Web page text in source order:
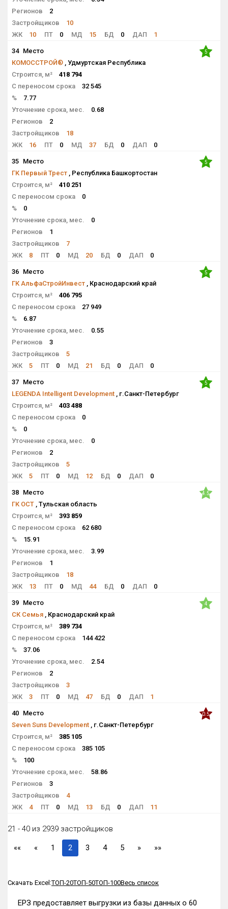
Регионов
2
Застройщиков
10
ЖК
10 ПТ 0 МД 15 БД 0 ДАП 1
34 Место
КОМОССТРОЙ® , Удмуртская Республика
Строится, м²
418 794
С переносом срока
32 545
%
7.77
Уточнение срока, мес.
0.68
Регионов
2
Застройщиков
18
ЖК
16 ПТ 0 МД 37 БД 0 ДАП 0
5
35 Место
ГК Первый Трест , Республика Башкортостан
Строится, м²
410 251
С переносом срока
0
%
0
Уточнение срока, мес.
0
Регионов
1
Застройщиков
7
ЖК
8 ПТ 0 МД 20 БД 0 ДАП 0
5
36 Место
ГК АльфаСтройИнвест , Краснодарский край
Строится, м²
406 795
С переносом срока
27 949
%
6.87
Уточнение срока, мес.
0.55
Регионов
3
Застройщиков
5
ЖК
5 ПТ 0 МД 21 БД 0 ДАП 0
5
37 Место
LEGENDA Intelligent Development , г.Санкт-Петербург
Строится, м²
403 488
С переносом срока
0
%
0
Уточнение срока, мес.
0
Регионов
2
Застройщиков
5
ЖК
5 ПТ 0 МД 12 БД 0 ДАП 0
5
38 Место
ГК ОСТ , Тульская область
Строится, м²
393 859
С переносом срока
62 680
%
15.91
Уточнение срока, мес.
3.99
Регионов
1
Застройщиков
18
ЖК
13 ПТ 0 МД 44 БД 0 ДАП 0
4.5
39 Место
СК Семья , Краснодарский край
Строится, м²
389 734
С переносом срока
144 422
%
37.06
Уточнение срока, мес.
2.54
Регионов
2
Застройщиков
3
ЖК
3 ПТ 0 МД 47 БД 0 ДАП 1
4
40 Место
Seven Suns Development , г.Санкт-Петербург
Строится, м²
385 105
С переносом срока
385 105
%
100
Уточнение срока, мес.
58.86
Регионов
3
Застройщиков
4
ЖК
4 ПТ 0 МД 13 БД 0 ДАП 11
0.5
21 - 40 из 2939 застройщиков
«« « 1 2 3 4 5 » »»
Скачать Excel:ТОП-20ТОП-50ТОП-100Весь список
ЕРЗ предоставляет выгрузки из базы данных о 60